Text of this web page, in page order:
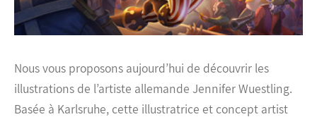
Nous vous proposons aujourd’hui de découvrir les
illustrations de l’artiste allemande Jennifer Wuestling.
Basée à Karlsruhe, cette illustratrice et concept artist